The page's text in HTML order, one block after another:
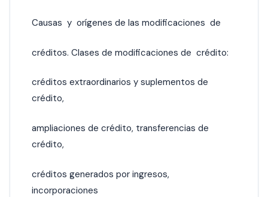
Causas y orígenes de las modificaciones de
créditos. Clases de modificaciones de crédito:
créditos extraordinarios y suplementos de
crédito,
ampliaciones de crédito, transferencias de
crédito,
créditos generados por ingresos,
incorporaciones